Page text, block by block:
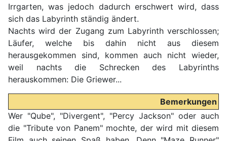
Irrgarten, was jedoch dadurch erschwert wird, dass
sich das Labyrinth ständig ändert.
Nachts wird der Zugang zum Labyrinth verschlossen;
Läufer, welche bis dahin nicht aus diesem
herausgekommen sind, kommen auch nicht wieder,
weil nachts die Schrecken des Labyrinths
herauskommen: Die Griewer...
Bemerkungen
Wer "Qube", "Divergent", "Percy Jackson" oder auch
die "Tribute von Panem" mochte, der wird mit diesem